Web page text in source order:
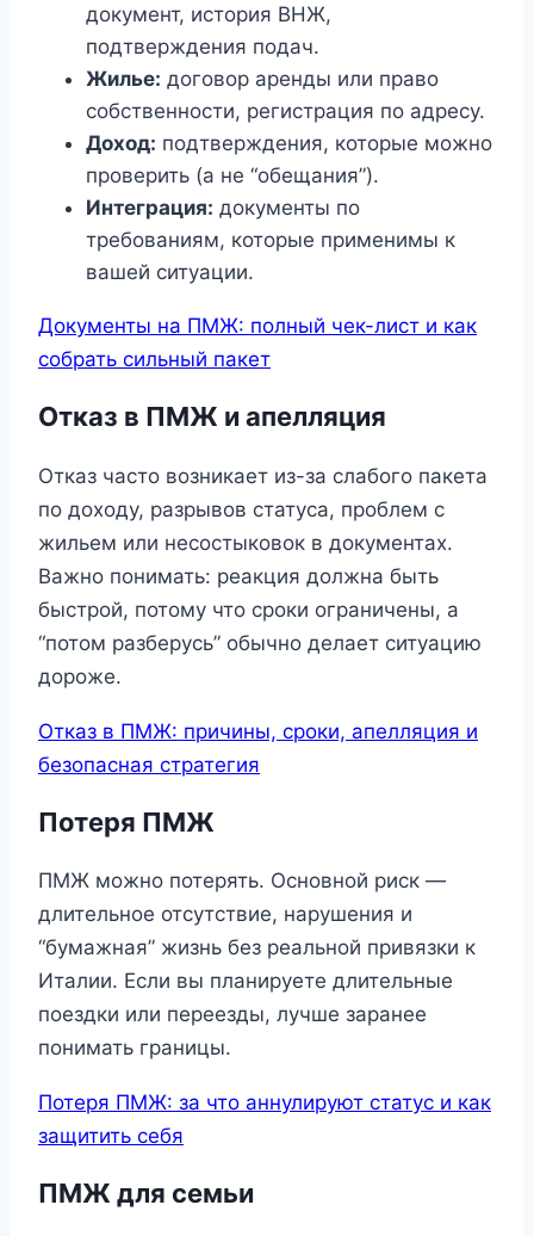
документ, история ВНЖ,
подтверждения подач.
Жилье: договор аренды или право
собственности, регистрация по адресу.
Доход: подтверждения, которые можно
проверить (а не “обещания”).
Интеграция: документы по
требованиям, которые применимы к
вашей ситуации.
Документы на ПМЖ: полный чек-лист и как
собрать сильный пакет
Отказ в ПМЖ и апелляция
Отказ часто возникает из-за слабого пакета
по доходу, разрывов статуса, проблем с
жильем или несостыковок в документах.
Важно понимать: реакция должна быть
быстрой, потому что сроки ограничены, а
“потом разберусь” обычно делает ситуацию
дороже.
Отказ в ПМЖ: причины, сроки, апелляция и
безопасная стратегия
Потеря ПМЖ
ПМЖ можно потерять. Основной риск —
длительное отсутствие, нарушения и
“бумажная” жизнь без реальной привязки к
Италии. Если вы планируете длительные
поездки или переезды, лучше заранее
понимать границы.
Потеря ПМЖ: за что аннулируют статус и как
защитить себя
ПМЖ для семьи